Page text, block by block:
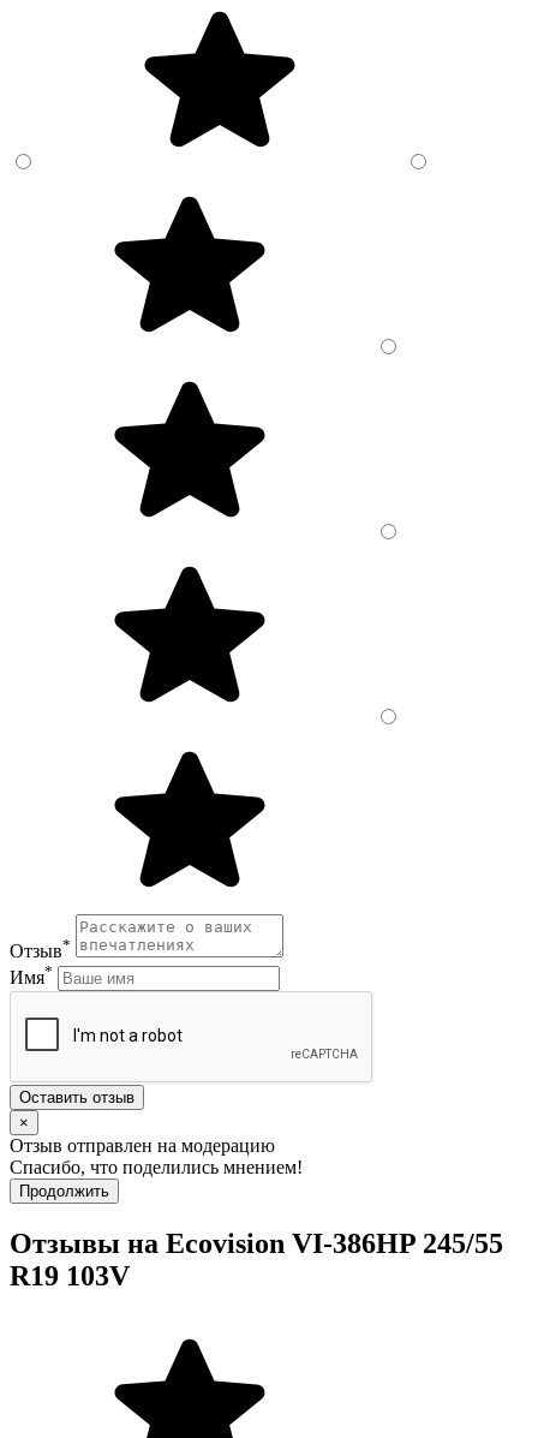
Отзыв*
Имя*
Оставить отзыв
×
Отзыв отправлен на модерацию
Спасибо, что поделились мнением!
Продолжить
Отзывы на Ecovision VI-386HP 245/55
R19 103V